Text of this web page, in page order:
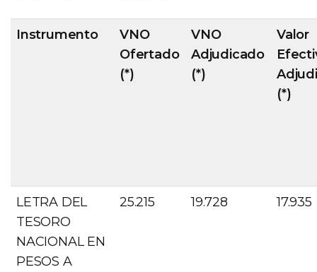
Instrumento
VNO
Ofertado
(*)
VNO
Adjudicado
(*)
Valor
(*)
LETRA DEL
TESORO
NACIONAL EN
PESOS A
25.215 19.728 17.935